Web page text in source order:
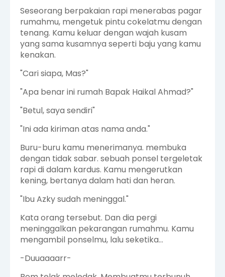
Seseorang berpakaian rapi menerabas pagar
rumahmu, mengetuk pintu cokelatmu dengan
tenang. Kamu keluar dengan wajah kusam
yang sama kusamnya seperti baju yang kamu
kenakan.
"Cari siapa, Mas?"
"Apa benar ini rumah Bapak Haikal Ahmad?"
"Betul, saya sendiri"
"Ini ada kiriman atas nama anda."
Buru-buru kamu menerimanya. membuka
dengan tidak sabar. sebuah ponsel tergeletak
rapi di dalam kardus. Kamu mengerutkan
kening, bertanya dalam hati dan heran.
"Ibu Azky sudah meninggal."
Kata orang tersebut. Dan dia pergi
meninggalkan pekarangan rumahmu. Kamu
mengambil ponselmu, lalu seketika...
-Duuaaaarr-